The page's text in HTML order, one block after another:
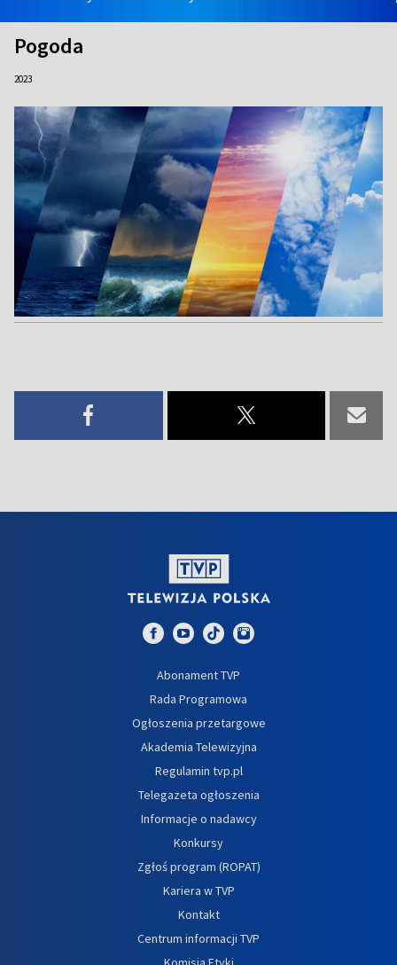
Pogoda
2023
Abonament TVP
Rada Programowa
Ogłoszenia przetargowe
Akademia Telewizyjna
Regulamin tvp.pl
Telegazeta ogłoszenia
Informacje o nadawcy
Konkursy
Zgłoś program (ROPAT)
Kariera w TVP
Kontakt
Centrum informacji TVP